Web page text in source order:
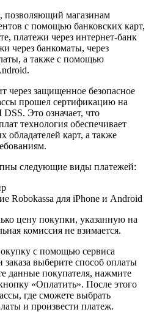
позволяющий магазинам
с помощью банковских карт,
платежи через интернет-банк
через банкоматы, через
а также с помощью
через защищенное безопасное
прошел сертификацию на
DSS. Это означает, что
технология обеспечивает
обладателей карт, а также
следующие виды платежей:
Robokassa для iPhone и Android
цену покупки, указанную на
комиссия не взимается.
с помощью сервиса
выберите способ оплаты
данные покупателя, нажмите
«Оплатить». После этого
где сможете выбрать
и произвести платеж.